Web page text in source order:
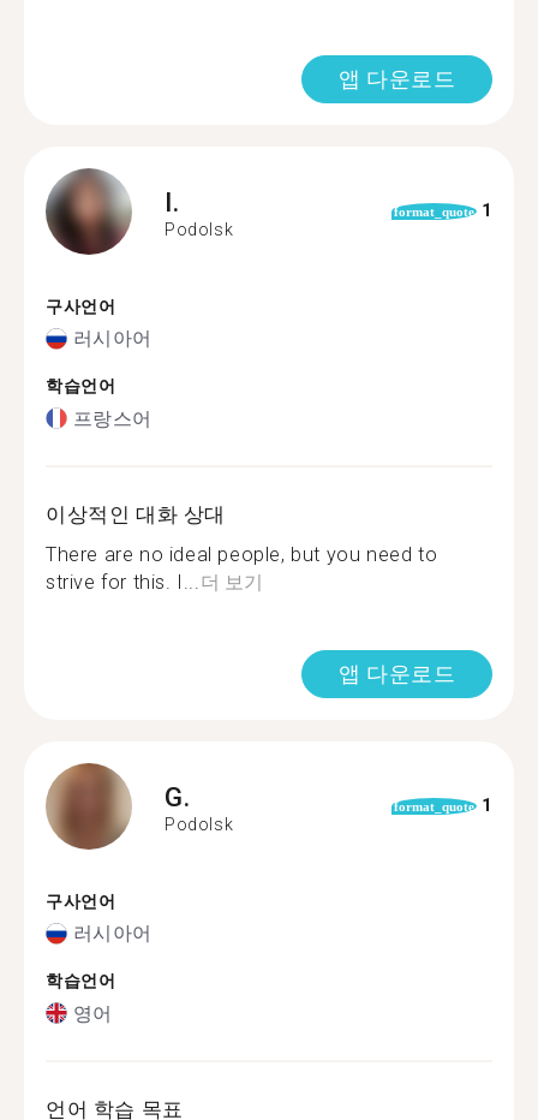
앱 다운로드
I.
Podolsk
format_quote 1
구사언어
러시아어
학습언어
프랑스어
이상적인 대화 상대
There are no ideal people, but you need to
strive for this. I... 더 보기
앱 다운로드
G.
Podolsk
format_quote 1
구사언어
러시아어
학습언어
영어
언어 학습 목표